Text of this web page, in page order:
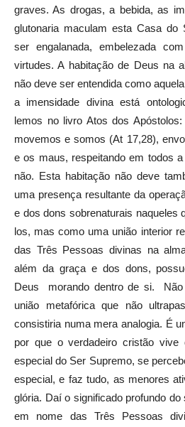
graves. As drogas, a bebida, as
glutonaria maculam esta Casa do
ser engalanada, embelezada
virtudes. A habitação de Deus na
não deve ser entendida como
a imensidade divina está
lemos no livro Atos dos
movemos e somos (At 17,28),
e os maus, respeitando em todos
não. Esta habitação não deve
uma presença resultante da
e dos dons sobrenaturais naqueles
los, mas como uma união interior
das Três Pessoas divinas na
além da graça e dos dons,
Deus morando dentro de si.
união metafórica que não
consistiria numa mera analogia. É
por que o verdadeiro cristão
especial do Ser Supremo, se
especial, e faz tudo, as menores
glória. Daí o significado profundo
em nome das Três Pessoas